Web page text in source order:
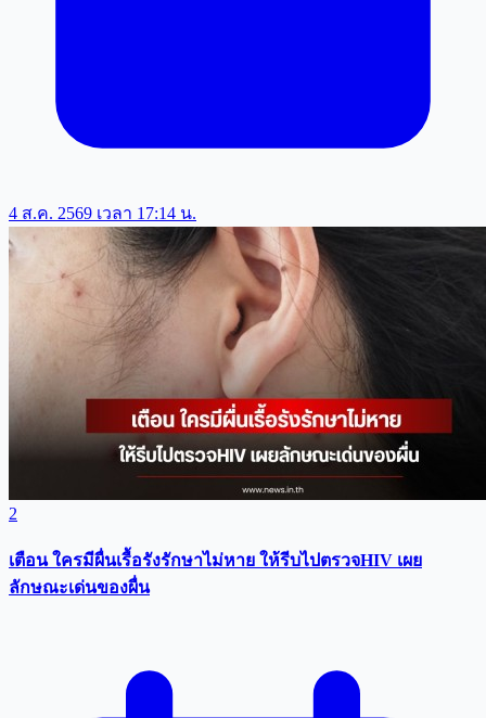
4 ส.ค. 2569 เวลา 17:14 น.
2
เตือน ใครมีผื่นเรื้อรังรักษาไม่หาย ให้รีบไปตรวจHIV เผย
ลักษณะเด่นของผื่น